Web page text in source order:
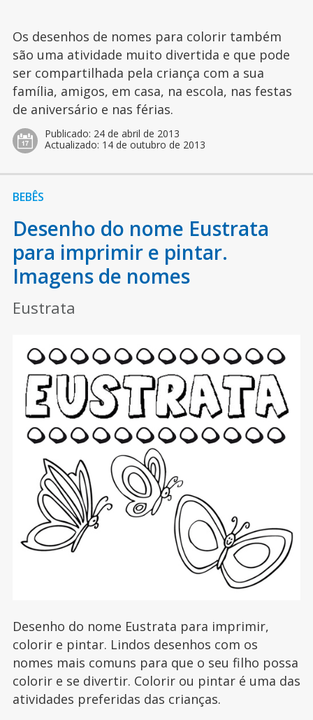
Os desenhos de nomes para colorir também
são uma atividade muito divertida e que pode
ser compartilhada pela criança com a sua
família, amigos, em casa, na escola, nas festas
de aniversário e nas férias.
Publicado: 24 de abril de 2013
Actualizado: 14 de outubro de 2013
BEBÊS
Desenho do nome Eustrata
para imprimir e pintar.
Imagens de nomes
Eustrata
Desenho do nome Eustrata para imprimir,
colorir e pintar. Lindos desenhos com os
nomes mais comuns para que o seu filho possa
colorir e se divertir. Colorir ou pintar é uma das
atividades preferidas das crianças.